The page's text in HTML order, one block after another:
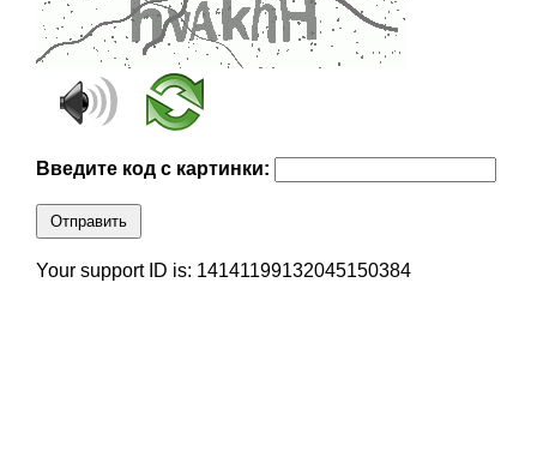
Введите код с картинки:
Отправить
Your support ID is: 14141199132045150384